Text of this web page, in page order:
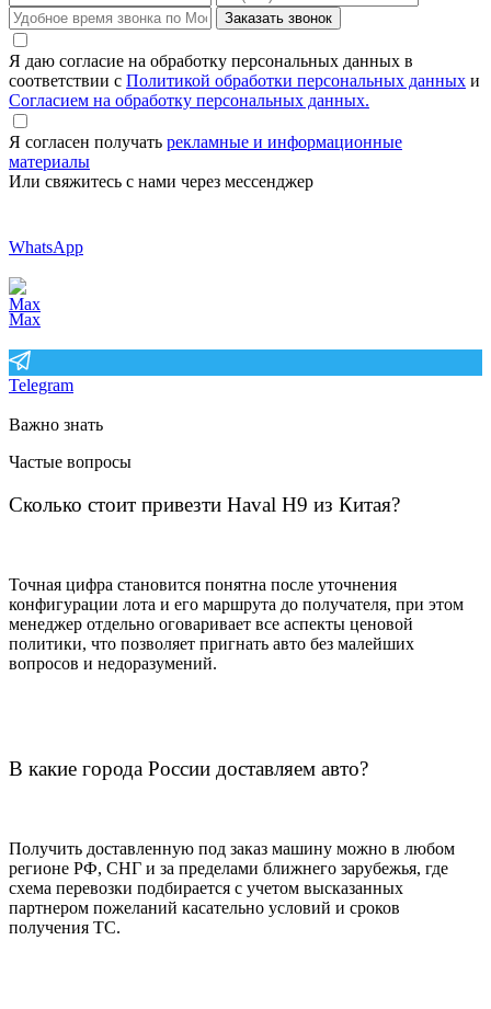
Заказать звонок
Я даю согласие на обработку персональных данных в
соответствии с Политикой обработки персональных данных и
Согласием на обработку персональных данных.
Я согласен получать рекламные и информационные
материалы
Или свяжитесь с нами через мессенджер
WhatsApp
Max
Telegram
Важно знать
Частые вопросы
Сколько стоит привезти Haval H9 из Китая?
Точная цифра становится понятна после уточнения
конфигурации лота и его маршрута до получателя, при этом
менеджер отдельно оговаривает все аспекты ценовой
политики, что позволяет пригнать авто без малейших
вопросов и недоразумений.
В какие города России доставляем авто?
Получить доставленную под заказ машину можно в любом
регионе РФ, СНГ и за пределами ближнего зарубежья, где
схема перевозки подбирается с учетом высказанных
партнером пожеланий касательно условий и сроков
получения ТС.